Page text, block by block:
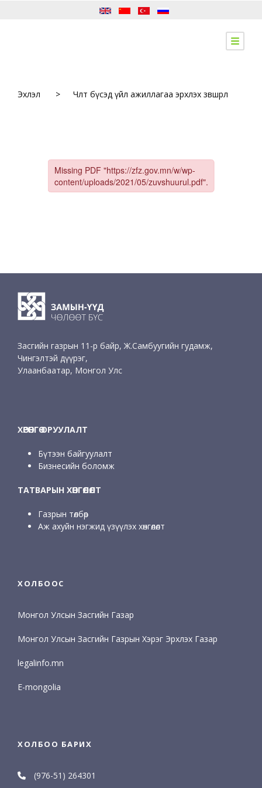
Эхлэл > Чөлөөт бүсэд үйл ажиллагаа эрхлэх зөвшөөрөл
Засгийн газрын 11-р байр, Ж.Самбуугийн гудамж,
Чингэлтэй дүүрэг,
Улаанбаатар, Монгол Улс
ХӨРӨНГӨ ОРУУЛАЛТ
Бүтээн байгуулалт
Бизнесийн боломж
ТАТВАРЫН ХӨНГӨЛӨЛТ
Газрын төлбөр
Аж ахуйн нэгжид үзүүлэх хөнгөлөлт
ХОЛБООС
Монгол Улсын Засгийн Газар
Монгол Улсын Засгийн Газрын Хэрэг Эрхлэх Газар
legalinfo.mn
E-mongolia
ХОЛБОО БАРИХ
(976-51) 264301